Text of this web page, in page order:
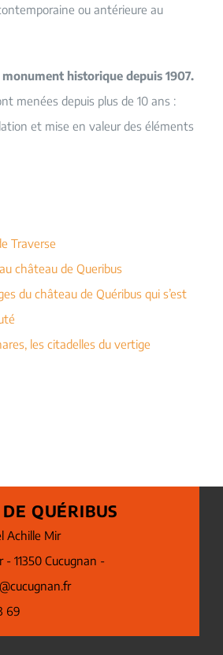
ou antérieure au
monument historique depuis 1907.
menées depuis plus de 10 ans :
et mise en valeur des éléments
Traverse
château de Queribus
du château de Quéribus qui s’est
les citadelles du vertige
QUÉRIBUS
Achille Mir
- 11350 Cucugnan -
69